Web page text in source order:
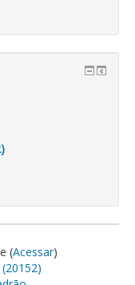
(Acessar)